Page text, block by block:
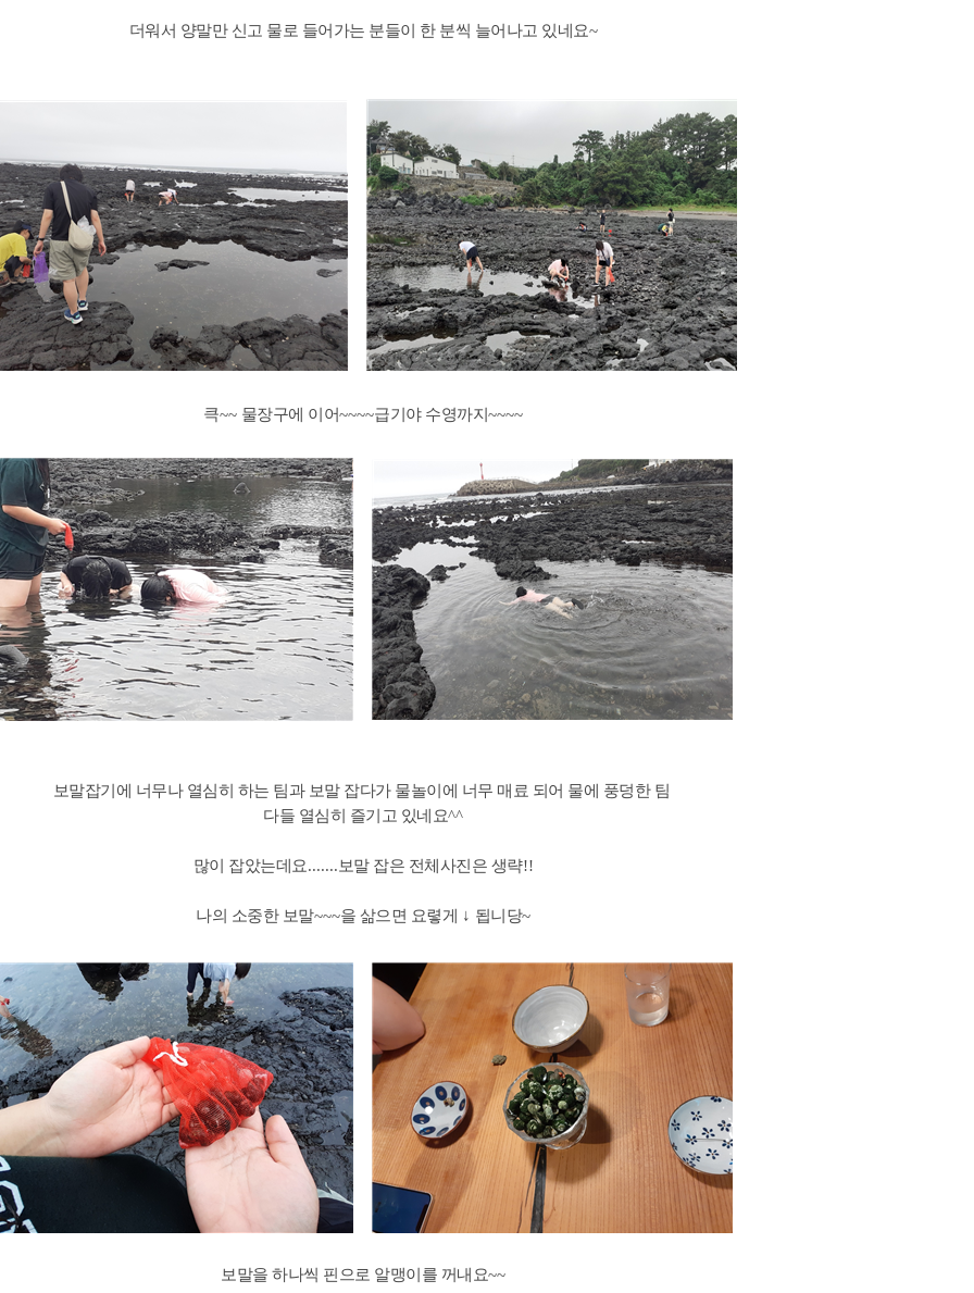
더워서 양말만 신고 물로 들어가는 분들이 한 분씩 늘어나고 있네요~
큭~~ 물장구에 이어~~~~급기야 수영까지 ~~~~
보말잡기에 너무나 열심히 하는 팀과 보말 잡다가 물놀이에 너무 매료 되어 물에 풍덩한 팀
다들 열심히 즐기고 있네요^^
많이 잡았는데요.......보말 잡은 전체사진은 생략!!
나의 소중한 보말~~~을 삶으면 요렿게 ↓ 됩니당~
보말을 하나씩 핀으로 알맹이를 꺼내요~~